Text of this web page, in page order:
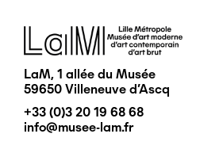
Image
LaM, 1 allée du Musée
59650 Villeneuve d'Ascq
+33 (0)3 20 19 68 68
info@musee-lam.fr